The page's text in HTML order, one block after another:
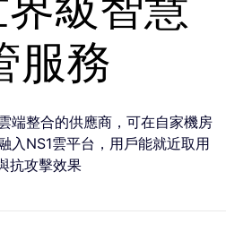
服務
端整合的供應商，可在自家機房
入NS1雲平台，用戶能就近取用
抗攻擊效果